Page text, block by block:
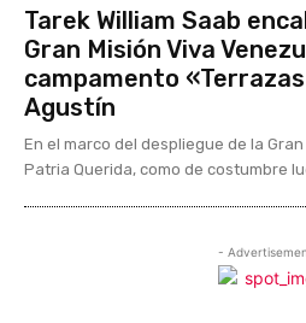
Tarek William Saab
Gran Misión Viva
campamento
Agustín
En el marco del despliegue de la
Patria Querida, como de costumbre
-